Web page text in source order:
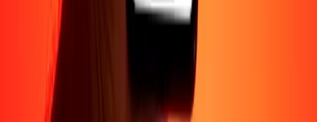
Blog Corporativo